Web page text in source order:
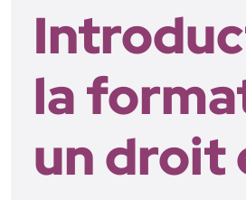
la
un droit